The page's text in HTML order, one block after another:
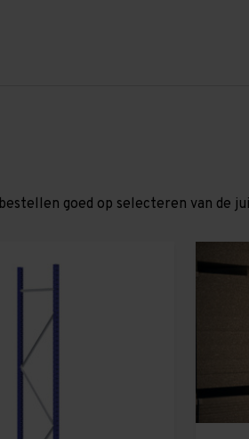
goed op selecteren van de